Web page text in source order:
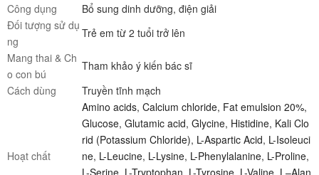
Công dụng
Bổ sung dinh dưỡng, điện giải
Đối tượng sử dụ
ng
Trẻ em từ 2 tuổi trở lên
Mang thai & Ch
o con bú
Tham khảo ý kiến bác sĩ
Cách dùng
Truyền tĩnh mạch
Hoạt chất
Amino acids, Calcium chloride, Fat emulsion 20%,
Glucose, Glutamic acid, Glycine, Histidine, Kali Clo
rid (Potassium Chloride), L-Aspartic Acid, L-Isoleuci
ne, L-Leucine, L-Lysine, L-Phenylalanine, L-Proline,
L-Serine, L-Tryptophan, L-Tyrosine, L-Valine, L–Alan